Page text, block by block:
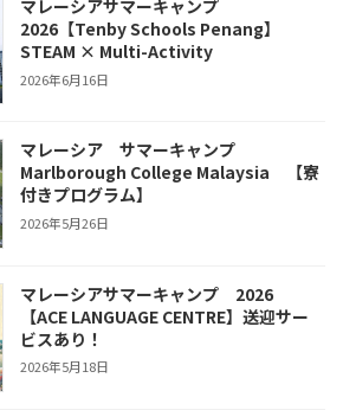
マレーシアサマーキャンプ
2026【Tenby Schools Penang】
STEAM × Multi-Activity
2026年6月16日
マレーシア サマーキャンプ
Marlborough College Malaysia 【寮
付きプログラム】
2026年5月26日
マレーシアサマーキャンプ 2026
【ACE LANGUAGE CENTRE】送迎サー
ビスあり！
2026年5月18日